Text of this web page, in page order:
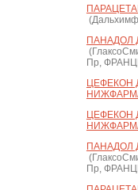
ПАНАДОЛ
Пр,
ЦЕФЕКОН
ЦЕФЕКОН
ПАНАДОЛ
Пр,